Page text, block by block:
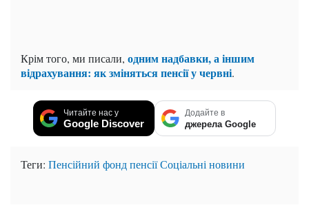
Крім того, ми писали, одним надбавки, а іншим
відрахування: як зміняться пенсії у червні.
Читайте нас у
Google Discover
Додайте в
джерела Google
Теги: Пенсійний фондпенсіїСоціальні новини